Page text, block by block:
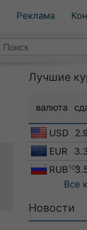
Реклама
Лучшие
валюта
USD
EUR
RUB 100
Все
Новости